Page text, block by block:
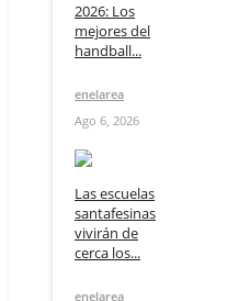
2026: Los
mejores del
handball...
enelarea
Ago 6, 2026
Las escuelas
santafesinas
vivirán de
cerca los...
enelarea